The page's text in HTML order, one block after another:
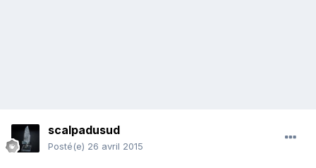
scalpadusud
Posté(e) 26 avril 2015